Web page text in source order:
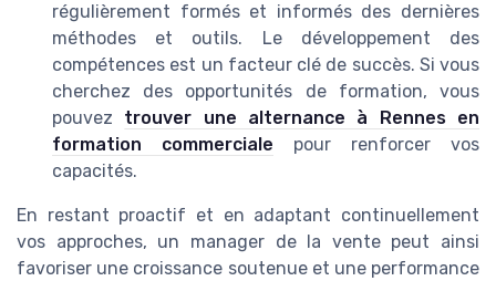
régulièrement formés et informés des dernières
méthodes et outils. Le développement des
compétences est un facteur clé de succès. Si vous
cherchez des opportunités de formation, vous
pouvez trouver une alternance à Rennes en
formation commerciale pour renforcer vos
capacités.
En restant proactif et en adaptant continuellement
vos approches, un manager de la vente peut ainsi
favoriser une croissance soutenue et une performance